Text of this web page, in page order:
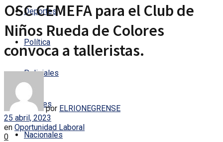
Deportes
Política
Policiales
Locales
Nacionales
OSC CEMEFA para el Club de
Niños Rueda de Colores
convoca a talleristas.
por ELRIONEGRENSE
25 abril, 2023
en Oportunidad Laboral
0